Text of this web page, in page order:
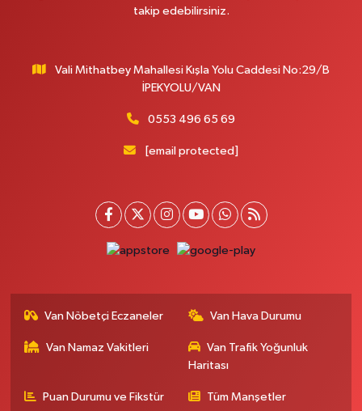
Yenı Derman Eczanesi
Akdamar Hastanesi Acil yanı. İpekyolu. Hatuniye mahallesi terzioğlu, Eski
Yol Tarifi Al
Hayat Eczanesi
Kışla Mah.Çınarlı Cad.1038 Sk.No:93 3-4
0 (432) 354 37 36 Yol Tarifi Al
BAHÇELİEVLER MAH.MUSLİH GÖRENTAŞ BULVARI NO:57Çağdaş fırının
takip edebilirsiniz.
Vali Mithatbey Mahallesi Kışla Yolu Caddesi No:29/B
İPEKYOLU/VAN
0553 496 65 69
[email protected]
Van Nöbetçi Eczaneler Van Hava Durumu
Van Namaz Vakitleri
Van Trafik Yoğunluk
Haritası
Puan Durumu ve Fikstür Tüm Manşetler